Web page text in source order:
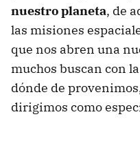
nuestro planeta, de
las misiones
que nos abren una
muchos buscan con
dónde de
dirigimos como